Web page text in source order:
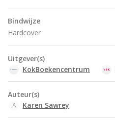
Bindwijze
Hardcover
Uitgever(s)
KokBoekencentrum
Auteur(s)
Karen Sawrey